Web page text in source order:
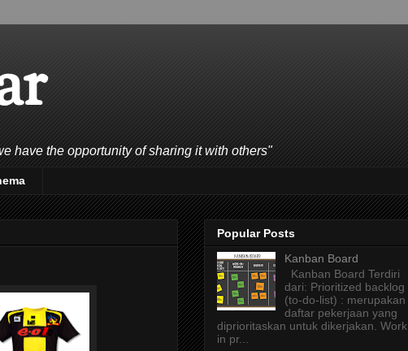
have the opportunity of sharing it with others"
Popular Posts
Kanban Board
Kanban Board Terdiri
dari: Prioritized backlog
(to-do-list) : merupakan
daftar pekerjaan yang
diprioritaskan untuk dikerjakan. Work
in pr...